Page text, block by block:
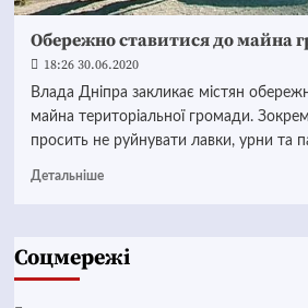
Обережно ставитися до майна
18:26 30.06.2020
Влада Дніпра закликає містян
майна територіальної громади.
просить не руйнувати лавки, урни та
Детальніше
Соцмережі